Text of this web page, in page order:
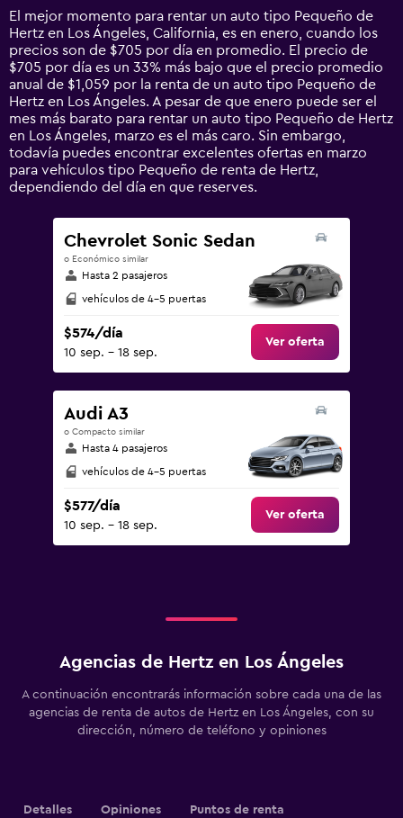
14
categories.
The
chart
has
1
Y
axis
displaying
values.
Range:
0
El mejor momento para rentar un auto tipo Pequeño de
Hertz en Los Ángeles, California, es en enero, cuando los
precios son de $705 por día en promedio. El precio de
$705 por día es un 33% más bajo que el precio promedio
anual de $1,059 por la renta de un auto tipo Pequeño de
Hertz en Los Ángeles. A pesar de que enero puede ser el
mes más barato para rentar un auto tipo Pequeño de Hertz
en Los Ángeles, marzo es el más caro. Sin embargo,
todavía puedes encontrar excelentes ofertas en marzo
para vehículos tipo Pequeño de renta de Hertz,
dependiendo del día en que reserves.
Chevrolet Sonic Sedan
o Económico similar
Hasta 2 pasajeros
vehículos de 4-5 puertas
$574/día
10 sep. - 18 sep.
Ver oferta
Audi A3
o Compacto similar
Hasta 4 pasajeros
vehículos de 4-5 puertas
$577/día
10 sep. - 18 sep.
Ver oferta
Agencias de Hertz en Los Ángeles
A continuación encontrarás información sobre cada una de las
agencias de renta de autos de Hertz en Los Ángeles, con su
dirección, número de teléfono y opiniones
Detalles Opiniones Puntos de renta